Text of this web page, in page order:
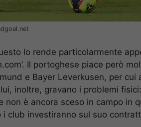
lo rende particolarmente
Il portoghese piace però
e Bayer Leverkusen, per cui
inoltre, gravano i problemi fisici:
non è ancora sceso in campo in
club investiranno sul suo